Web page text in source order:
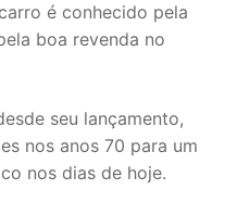
é conhecido pela
boa revenda no
seu lançamento,
nos anos 70 para um
nos dias de hoje.